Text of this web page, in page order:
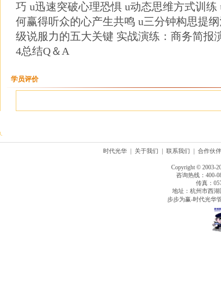
巧 u迅速突破心理恐惧 u动态思维方式训
何赢得听众的心产生共鸣 u三分钟构思提
级说服力的五大关键 实战演练：商务简报
4总结Q＆A
学员评价
时代光华 关于我们 联系我们 合作伙伴
Copyright © 2003-
咨询热线：400-
传真：
地址：杭州市西
步步为赢-时代光华